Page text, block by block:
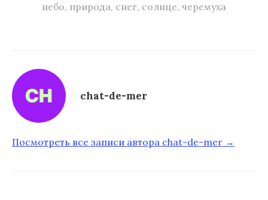
небо, природа, снег, солнце, черемуха
chat-de-mer
Посмотреть все записи автора chat-de-mer →